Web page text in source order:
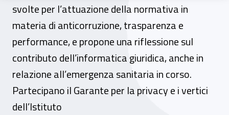
svolte per l’attuazione della normativa in
materia di anticorruzione, trasparenza e
performance, e propone una riflessione sul
contributo dell’informatica giuridica, anche in
relazione all’emergenza sanitaria in corso.
Partecipano il Garante per la privacy e i vertici
dell’Istituto